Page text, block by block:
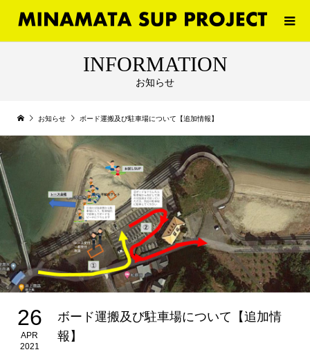
INFORMATION
お知らせ
お知らせ ボード運搬及び駐車場について【追加情報】
26
APR
2021
ボード運搬及び駐車場について【追加情
報】